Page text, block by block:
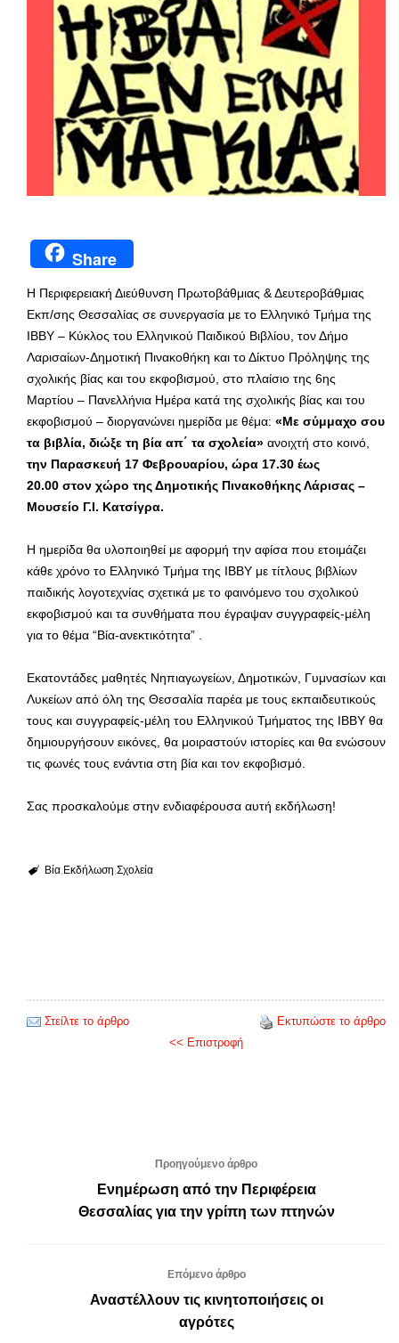
Share
H Περιφερειακή Διεύθυνση Πρωτοβάθμιας & Δευτεροβάθμιας
Εκπ/σης Θεσσαλίας σε συνεργασία με το Ελληνικό Τμήμα της
ΙΒΒΥ – Κύκλος του Ελληνικού Παιδικού Βιβλίου, τον Δήμο
Λαρισαίων-Δημοτική Πινακοθήκη και το Δίκτυο Πρόληψης της
σχολικής βίας και του εκφοβισμού, στο πλαίσιο της 6ης
Μαρτίου – Πανελλήνια Ημέρα κατά της σχολικής βίας και του
εκφοβισμού – διοργανώνει ημερίδα με θέμα: «Με σύμμαχο σου
τα βιβλία, διώξε τη βία απ΄ τα σχολεία» ανοιχτή στο κοινό,
την Παρασκευή 17 Φεβρουαρίου, ώρα 17.30 έως
20.00 στον χώρο της Δημοτικής Πινακοθήκης Λάρισας –
Μουσείο Γ.Ι. Κατσίγρα.
Η ημερίδα θα υλοποιηθεί με αφορμή την αφίσα που ετοιμάζει
κάθε χρόνο το Ελληνικό Τμήμα της ΙΒΒΥ με τίτλους βιβλίων
παιδικής λογοτεχνίας σχετικά με το φαινόμενο του σχολικού
εκφοβισμού και τα συνθήματα που έγραψαν συγγραφείς-μέλη
για το θέμα “Βία-ανεκτικότητα” .
Εκατοντάδες μαθητές Νηπιαγωγείων, Δημοτικών, Γυμνασίων και
Λυκείων από όλη της Θεσσαλία παρέα με τους εκπαιδευτικούς
τους και συγγραφείς-μέλη του Ελληνικού Τμήματος της ΙΒΒΥ θα
δημιουργήσουν εικόνες, θα μοιραστούν ιστορίες και θα ενώσουν
τις φωνές τους ενάντια στη βία και τον εκφοβισμό.
Σας προσκαλούμε στην ενδιαφέρουσα αυτή εκδήλωση!
Βία Εκδήλωση Σχολεία
Στείλτε το άρθρο
Εκτυπώστε το άρθρο
<< Επιστροφή
Προηγούμενο άρθρο
Ενημέρωση από την Περιφέρεια
Θεσσαλίας για την γρίπη των πτηνών
Επόμενο άρθρο
Αναστέλλουν τις κινητοποιήσεις οι
αγρότες